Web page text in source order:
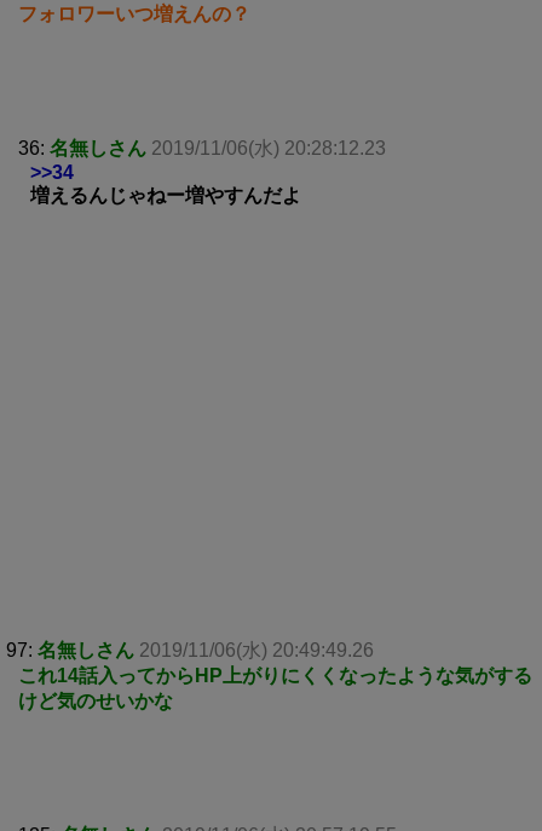
フォロワーいつ増えんの？
36: 名無しさん 2019/11/06(水) 20:28:12.23
>>34
増えるんじゃねー増やすんだよ
97: 名無しさん 2019/11/06(水) 20:49:49.26
これ14話入ってからHP上がりにくくなったような気がする
けど気のせいかな